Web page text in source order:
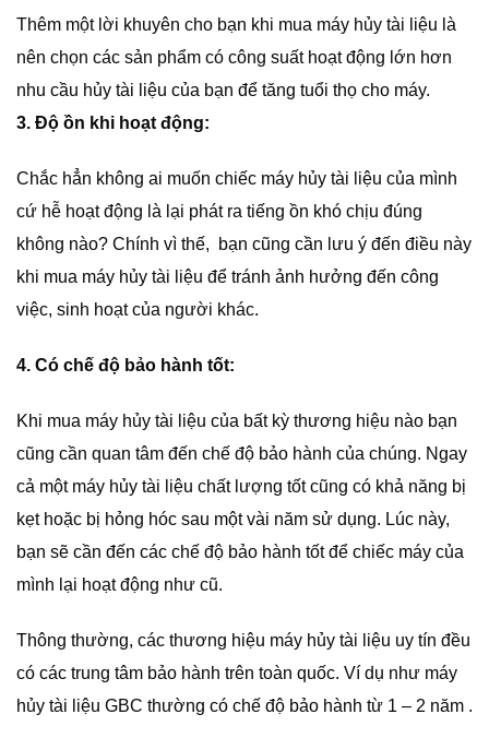
Thêm một lời khuyên cho bạn khi mua máy hủy tài liệu là
nên chọn các sản phẩm có công suất hoạt động lớn hơn
nhu cầu hủy tài liệu của bạn để tăng tuổi thọ cho máy.
3. Độ ồn khi hoạt động:
Chắc hẳn không ai muốn chiếc máy hủy tài liệu của mình
cứ hễ hoạt động là lại phát ra tiếng ồn khó chịu đúng
không nào? Chính vì thế, bạn cũng cần lưu ý đến điều này
khi mua máy hủy tài liệu để tránh ảnh hưởng đến công
việc, sinh hoạt của người khác.
4. Có chế độ bảo hành tốt:
Khi mua máy hủy tài liệu của bất kỳ thương hiệu nào bạn
cũng cần quan tâm đến chế độ bảo hành của chúng. Ngay
cả một máy hủy tài liệu chất lượng tốt cũng có khả năng bị
kẹt hoặc bị hỏng hóc sau một vài năm sử dụng. Lúc này,
bạn sẽ cần đến các chế độ bảo hành tốt để chiếc máy của
mình lại hoạt động như cũ.
Thông thường, các thương hiệu máy hủy tài liệu uy tín đều
có các trung tâm bảo hành trên toàn quốc. Ví dụ như máy
hủy tài liệu GBC thường có chế độ bảo hành từ 1 – 2 năm .